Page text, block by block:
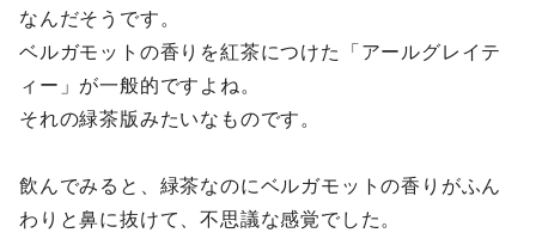
なんだそうです。
ベルガモットの香りを紅茶につけた「アールグレイテ
ィー」が一般的ですよね。
それの緑茶版みたいなものです。
飲んでみると、緑茶なのにベルガモットの香りがふん
わりと鼻に抜けて、不思議な感覚でした。